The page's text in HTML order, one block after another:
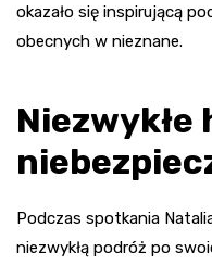
okazało się inspirującą
obecnych w nieznane.
Niezwykłe
Podczas spotkania
niezwykłą podróż po